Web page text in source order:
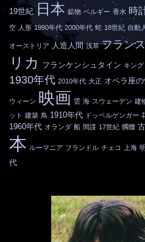
19世紀 日本 鉱物 ベルギー 香水 時
空 人形 1990年代 2000年代 蛇 18世紀 自動
オーストリア 人造人間 浅草 フランス
リカ
フランケンシュタイン キン
1930年代 2010年代 大正 オペラ座の
ウィーン 映画 雲 海 スウェーデン 建
ット 建築 鳥 1910年代 ドッペルゲンガー
1960年代 オランダ 船 間諜 17世紀 髑髏
本 ルーマニア フランドル チェコ 上海
代